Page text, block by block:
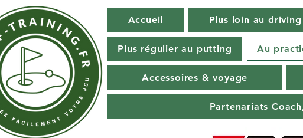
Accueil Plus loin au driving
Plus régulier au putting Au
Accessoires & voyage
Partenariats